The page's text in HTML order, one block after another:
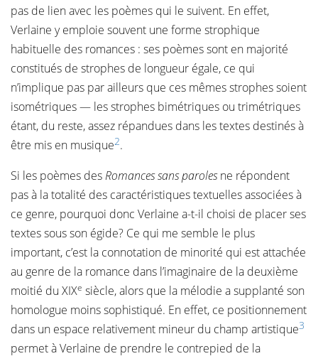
pas de lien avec les poèmes qui le suivent. En effet,
Verlaine y emploie souvent une forme strophique
habituelle des romances : ses poèmes sont en majorité
constitués de strophes de longueur égale, ce qui
n’implique pas par ailleurs que ces mêmes strophes soient
isométriques — les strophes bimétriques ou trimétriques
étant, du reste, assez répandues dans les textes destinés à
être mis en musique2.
Si les poèmes desRomances sans parolesne répondent
pas à la totalité des caractéristiques textuelles associées à
ce genre, pourquoi donc Verlaine a-t-il choisi de placer ses
textes sous son égide? Ce qui me semble le plus
important, c’est la connotation de minorité qui est attachée
au genre de la romance dans l’imaginaire de la deuxième
moitié du XIXe siècle, alors que la mélodie a supplanté son
homologue moins sophistiqué. En effet, ce positionnement
dans un espace relativement mineur du champ artistique3
permet à Verlaine de prendre le contrepied de la